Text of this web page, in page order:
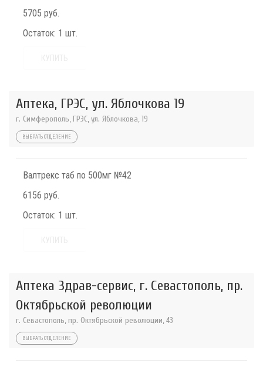
5705 руб.
Остаток: 1 шт.
Аптека, ГРЭС, ул. Яблочкова 19
г. Симферополь, ГРЭС, ул. Яблочкова, 19
ВЫБРАТЬ ОТДЕЛЕНИЕ
Валтрекс таб по 500мг №42
6156 руб.
Остаток: 1 шт.
Аптека Здрав-сервис, г. Севастополь, пр.
Октябрьской революции
г. Севастополь, пр. Октябрьской революции, 43
ВЫБРАТЬ ОТДЕЛЕНИЕ